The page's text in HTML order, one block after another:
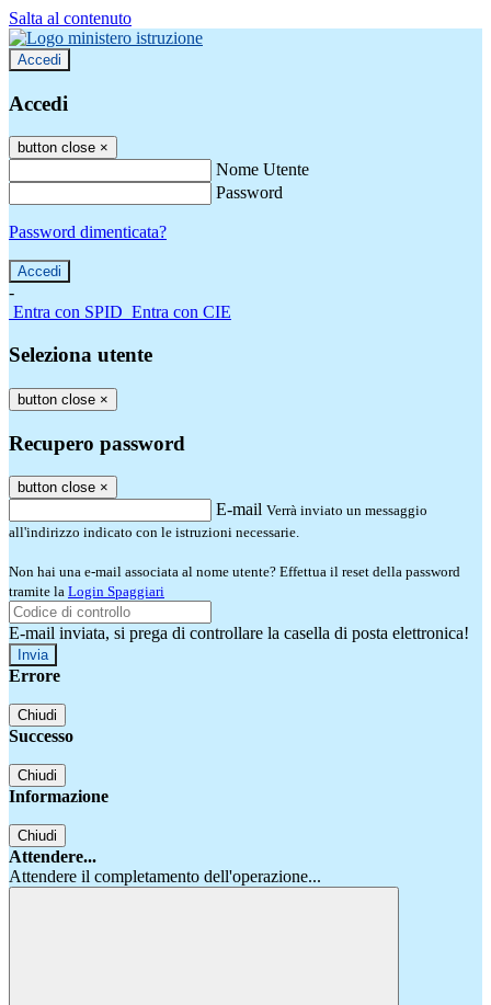
Salta al contenuto
Accedi
Accedi
button close ×
Nome Utente
Password
Password dimenticata?
-
Entra con SPID Entra con CIE
Seleziona utente
button close ×
Recupero password
button close ×
E-mail Verrà inviato un messaggio
all'indirizzo indicato con le istruzioni necessarie.
Non hai una e-mail associata al nome utente? Effettua il reset della password
tramite la Login Spaggiari
E-mail inviata, si prega di controllare la casella di posta elettronica!
Errore
Chiudi
Successo
Chiudi
Informazione
Chiudi
Attendere...
Attendere il completamento dell'operazione...